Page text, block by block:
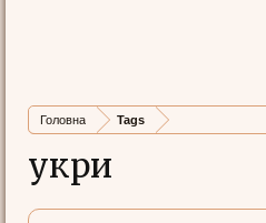
Головна Tags
укри